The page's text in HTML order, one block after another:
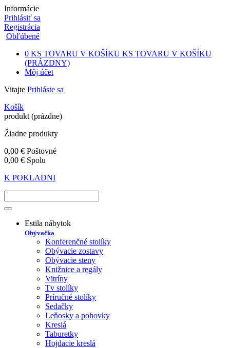
Informácie
Prihlásiť sa
Registrácia
Obľúbené
0 KS TOVARU V KOŠÍKU KS TOVARU V KOŠÍKU
(PRÁZDNY)
Môj účet
Vitajte Prihláste sa
Košík
produkt (prázdne)
Žiadne produkty
0,00 € Poštovné
0,00 € Spolu
K POKLADNI
Estila nábytok
Obývačka
Konferenčné stolíky
Obývacie zostavy
Obývacie steny
Knižnice a regály
Vitríny
Tv stolíky
Príručné stolíky
Sedačky
Leňosky a pohovky
Kreslá
Taburetky
Hojdacie kreslá